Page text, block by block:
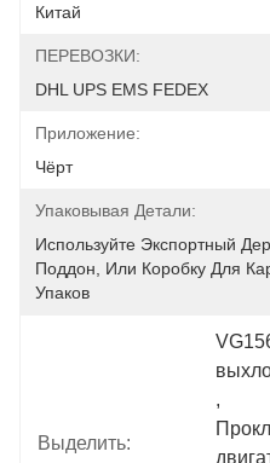
Китай
ПЕРЕВОЗКИ:
DHL UPS EMS FEDEX
Приложение:
Чёрт
Упаковывая Детали:
Используйте Экспортный
Поддон, Или Коробку Для
Упаков
Выделить:
,